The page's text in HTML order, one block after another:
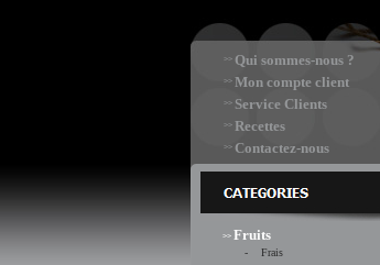
>> Qui sommes-nous ?
>> Mon compte client
>> Service Clients
>> Recettes
>> Contactez-nous
>> Fruits
- Frais